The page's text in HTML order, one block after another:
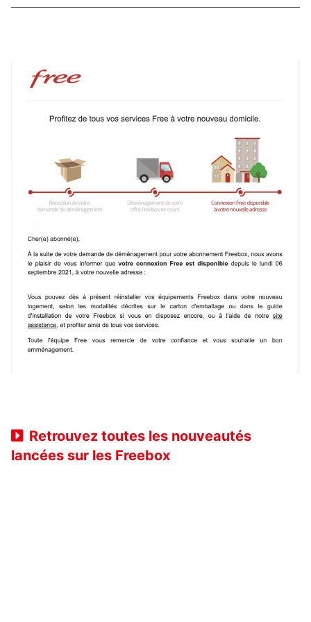
Retrouvez toutes les nouveautés
lancées sur les Freebox